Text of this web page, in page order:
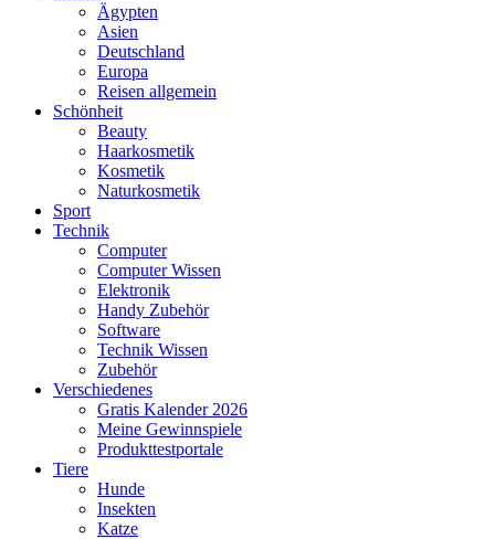
Ägypten
Asien
Deutschland
Europa
Reisen allgemein
Schönheit
Beauty
Haarkosmetik
Kosmetik
Naturkosmetik
Sport
Technik
Computer
Computer Wissen
Elektronik
Handy Zubehör
Software
Technik Wissen
Zubehör
Verschiedenes
Gratis Kalender 2026
Meine Gewinnspiele
Produkttestportale
Tiere
Hunde
Insekten
Katze